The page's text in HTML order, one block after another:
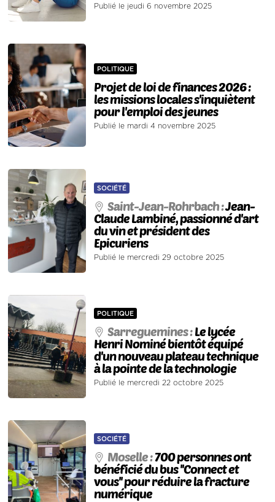
Publié le jeudi 6 novembre 2025
POLITIQUE
Projet de loi de finances 2026 :
les missions locales s'inquiètent
pour l'emploi des jeunes
Publié le mardi 4 novembre 2025
SOCIÉTÉ
Saint-Jean-Rohrbach :Jean-
Claude Lambiné, passionné d'art
du vin et président des
Epicuriens
Publié le mercredi 29 octobre 2025
POLITIQUE
Sarreguemines :Le lycée
Henri Nominé bientôt équipé
d'un nouveau plateau technique
à la pointe de la technologie
Publié le mercredi 22 octobre 2025
SOCIÉTÉ
Moselle :700 personnes ont
bénéficié du bus ''Connect et
vous'' pour réduire la fracture
numérique